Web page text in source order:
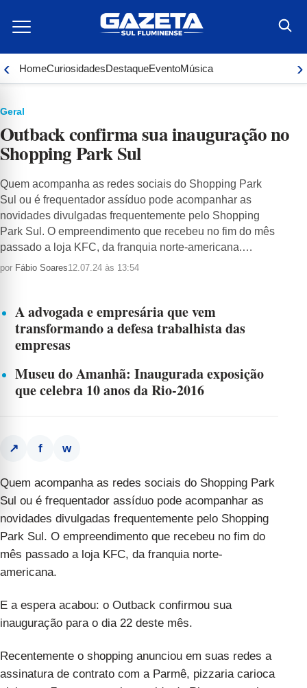
para
conteúdo
‹ HomeCuriosidadesDestaqueEventoMúsica ›
Geral
Outback confirma sua inauguração no
Shopping Park Sul
Quem acompanha as redes sociais do Shopping Park
Sul ou é frequentador assíduo pode acompanhar as
novidades divulgadas frequentemente pelo Shopping
Park Sul. O empreendimento que recebeu no fim do mês
passado a loja KFC, da franquia norte-americana.…
por Fábio Soares12.07.24 às 13:54
A advogada e empresária que vem
transformando a defesa trabalhista das
empresas
Museu do Amanhã: Inaugurada exposição
que celebra 10 anos da Rio-2016
↗ f w
Quem acompanha as redes sociais do Shopping Park
Sul ou é frequentador assíduo pode acompanhar as
novidades divulgadas frequentemente pelo Shopping
Park Sul. O empreendimento que recebeu no fim do
mês passado a loja KFC, da franquia norte-
americana.
E a espera acabou: o Outback confirmou sua
inauguração para o dia 22 deste mês.
Recentemente o shopping anunciou em suas redes a
assinatura de contrato com a Parmê, pizzaria carioca